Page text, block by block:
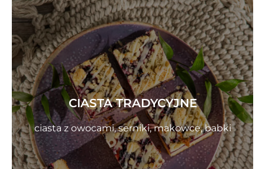
CIASTA TRADYCYJNE
ciasta z owocami, serniki, makowce, babki